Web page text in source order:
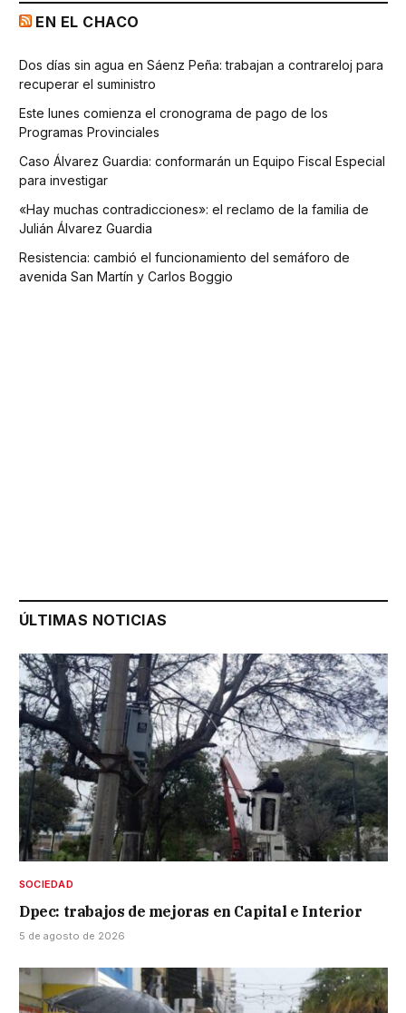
EN EL CHACO
Dos días sin agua en Sáenz Peña: trabajan a contrareloj para
recuperar el suministro
Este lunes comienza el cronograma de pago de los
Programas Provinciales
Caso Álvarez Guardia: conformarán un Equipo Fiscal Especial
para investigar
«Hay muchas contradicciones»: el reclamo de la familia de
Julián Álvarez Guardia
Resistencia: cambió el funcionamiento del semáforo de
avenida San Martín y Carlos Boggio
ÚLTIMAS NOTICIAS
SOCIEDAD
Dpec: trabajos de mejoras en Capital e Interior
5 de agosto de 2026